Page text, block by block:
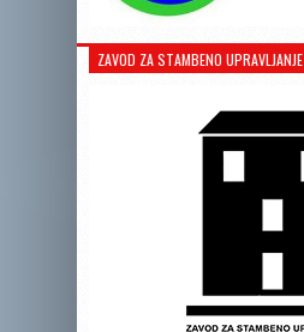
ZAVOD ZA STAMBENO UPRAVLJANJE